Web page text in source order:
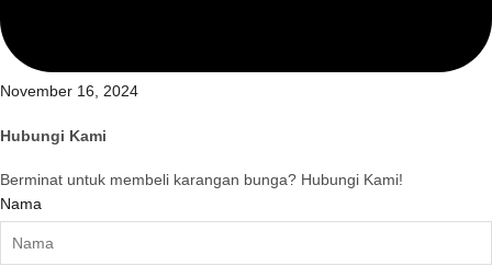
November 16, 2024
Hubungi Kami
Berminat untuk membeli karangan bunga? Hubungi Kami!
Nama